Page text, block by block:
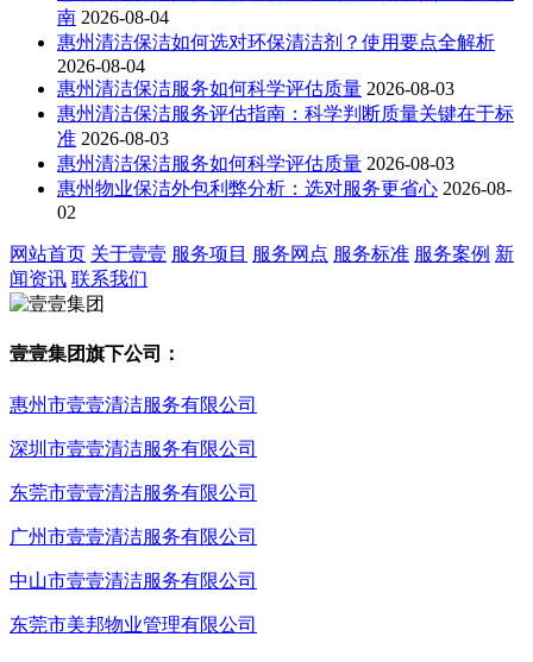
南 2026-08-04
惠州清洁保洁如何选对环保清洁剂？使用要点全解析
2026-08-04
惠州清洁保洁服务如何科学评估质量 2026-08-03
惠州清洁保洁服务评估指南：科学判断质量关键在于标
准 2026-08-03
惠州清洁保洁服务如何科学评估质量 2026-08-03
惠州物业保洁外包利弊分析：选对服务更省心 2026-08-
02
网站首页 关于壹壹 服务项目 服务网点 服务标准 服务案例 新
闻资讯 联系我们
壹壹集团旗下公司：
惠州市壹壹清洁服务有限公司
深圳市壹壹清洁服务有限公司
东莞市壹壹清洁服务有限公司
广州市壹壹清洁服务有限公司
中山市壹壹清洁服务有限公司
东莞市美邦物业管理有限公司